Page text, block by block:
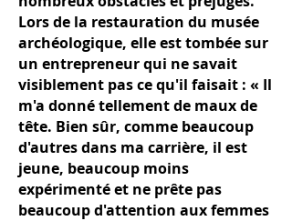
Lors de la restauration du musée
archéologique, elle est tombée sur
un entrepreneur qui ne savait
visiblement pas ce qu'il faisait : « Il
m'a donné tellement de maux de
tête. Bien sûr, comme beaucoup
d'autres dans ma carrière, il est
jeune, beaucoup moins
expérimenté et ne prête pas
beaucoup d'attention aux femmes